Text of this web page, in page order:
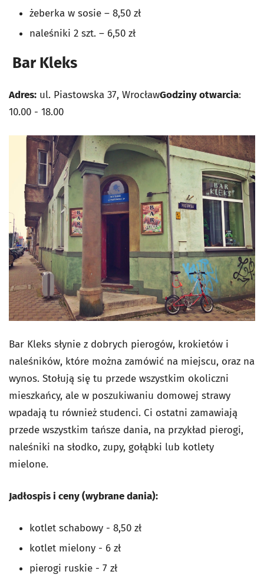
żeberka w sosie – 8,50 zł
naleśniki 2 szt. – 6,50 zł
Bar Kleks
Adres: ul. Piastowska 37, WrocławGodziny otwarcia:
10.00 - 18.00
Bar Kleks słynie z dobrych pierogów, krokietów i
naleśników, które można zamówić na miejscu, oraz na
wynos. Stołują się tu przede wszystkim okoliczni
mieszkańcy, ale w poszukiwaniu domowej strawy
wpadają tu również studenci. Ci ostatni zamawiają
przede wszystkim tańsze dania, na przykład pierogi,
naleśniki na słodko, zupy, gołąbki lub kotlety
mielone.
Jadłospis i ceny (wybrane dania):
kotlet schabowy - 8,50 zł
kotlet mielony - 6 zł
pierogi ruskie - 7 zł